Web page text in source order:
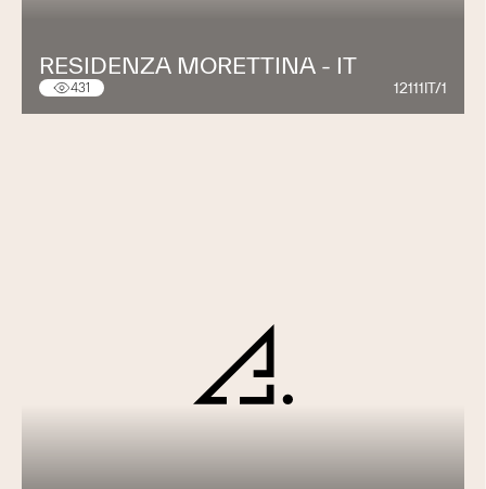
RESIDENZA MORETTINA - IT
431 12111IT/1